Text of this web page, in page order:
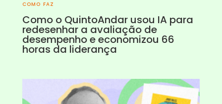
COMO FAZ
Como o QuintoAndar usou IA para
redesenhar a avaliação de
desempenho e economizou 66
horas da liderança